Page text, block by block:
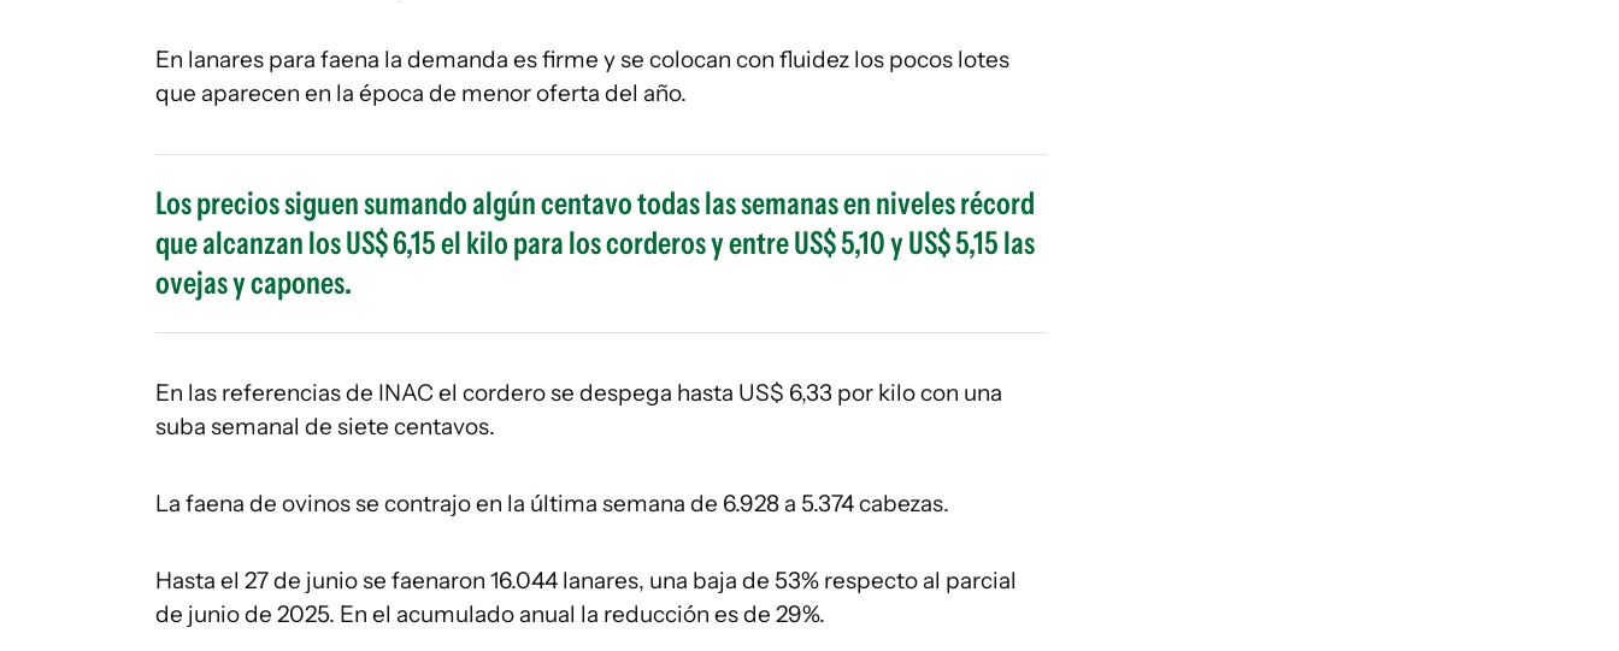
En lanares para faena la demanda es firme y se colocan con fluidez los pocos lotes
que aparecen en la época de menor oferta del año.
Los precios siguen sumando algún centavo todas las semanas en niveles récord
que alcanzan los US$ 6,15 el kilo para los corderos y entre US$ 5,10 y US$ 5,15 las
ovejas y capones.
En las referencias de INAC el cordero se despega hasta US$ 6,33 por kilo con una
suba semanal de siete centavos.
La faena de ovinos se contrajo en la última semana de 6.928 a 5.374 cabezas.
Hasta el 27 de junio se faenaron 16.044 lanares, una baja de 53% respecto al parcial
de junio de 2025. En el acumulado anual la reducción es de 29%.